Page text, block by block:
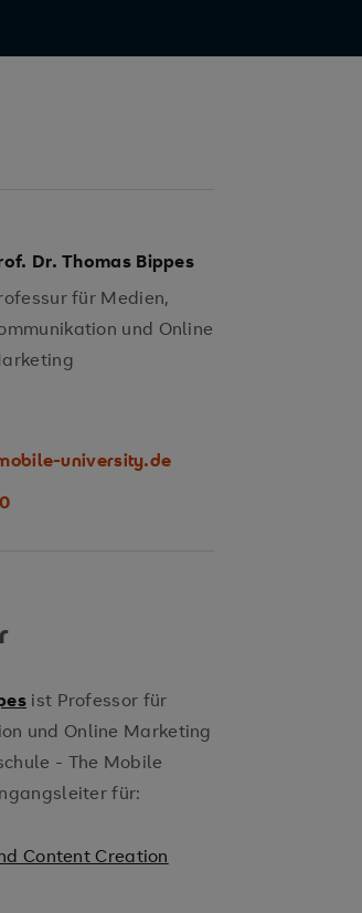
Dr. Thomas Bippes
für Medien,
und Online
university.de
ist Professor für
und Online Marketing
- The Mobile
für:
Content Creation